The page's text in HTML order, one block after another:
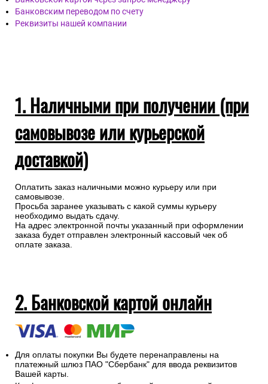
Банковским переводом по счету
Реквизиты нашей компании
1. Наличными при получении (при
самовывозе или курьерской
доставкой)
Оплатить заказ наличными можно курьеру или при
самовывозе.
Просьба заранее указывать с какой суммы курьеру
необходимо выдать сдачу.
На адрес электронной почты указанный при оформлении
заказа будет отправлен электронный кассовый чек об
оплате заказа.
2. Банковской картой онлайн
Для оплаты покупки Вы будете перенаправлены на
платежный шлюз ПАО "Сбербанк" для ввода реквизитов
Вашей карты.